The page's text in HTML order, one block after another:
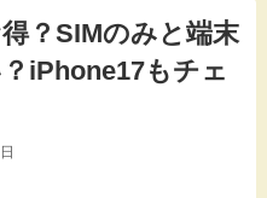
？SIMのみと端末
iPhone17もチェ